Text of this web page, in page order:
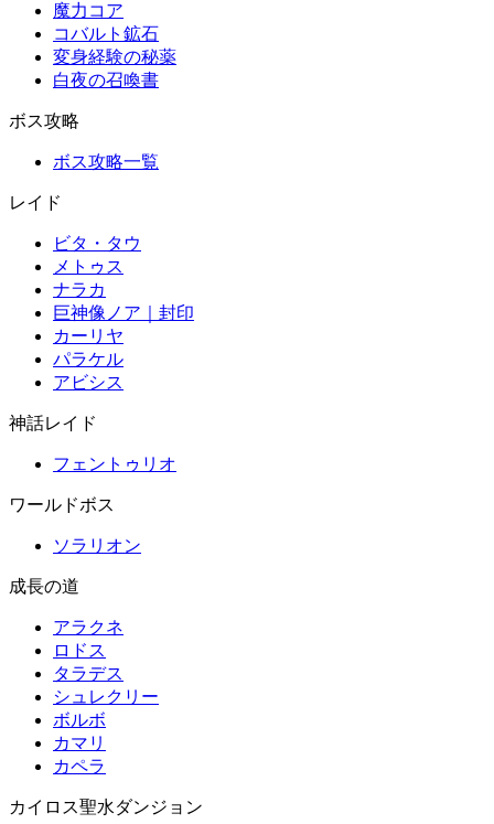
魔力コア
コバルト鉱石
変身経験の秘薬
白夜の召喚書
ボス攻略
ボス攻略一覧
レイド
ビタ・タウ
メトゥス
ナラカ
巨神像ノア｜封印
カーリヤ
パラケル
アビシス
神話レイド
フェントゥリオ
ワールドボス
ソラリオン
成長の道
アラクネ
ロドス
タラデス
シュレクリー
ボルボ
カマリ
カペラ
カイロス聖水ダンジョン